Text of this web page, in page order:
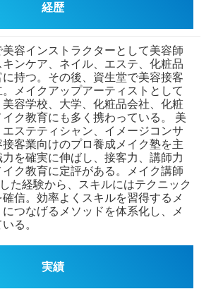
経歴
容インストラクターとして美容師
ンケア、ネイル、エステ、化粧品
持つ。その後、資生堂で美容接客
メイクアップアーティストとして
容学校、大学、化粧品会社、化粧
ク教育にも多く携わっている。
美
ステティシャン、イメージコンサ
客業向けのプロ養成メイク塾を主
を確実に伸ばし、接客力、講師力
ク教育に定評がある。メイク講師
た経験から、スキルにはテクニック
信。効率よくスキルを習得するメ
つなげるメソッドを体系化し、メ
る。
実績